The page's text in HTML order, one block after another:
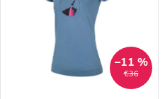
€36
–11 %